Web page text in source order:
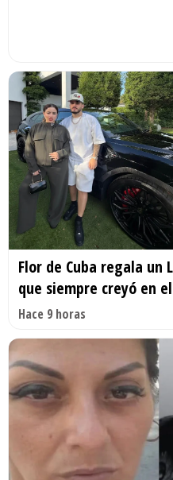
Flor de Cuba regala un
que siempre creyó en
Hace 9 horas